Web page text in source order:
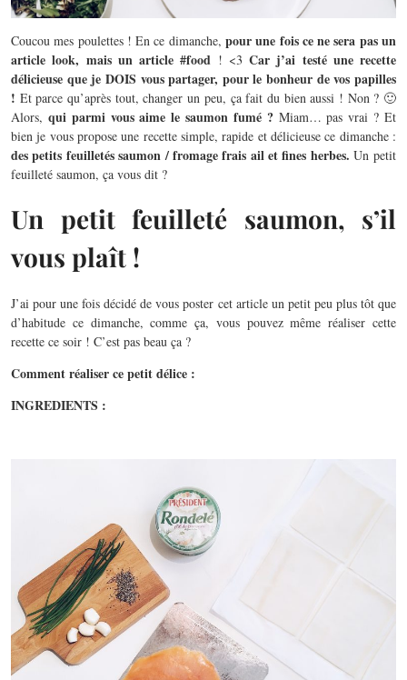
Coucou mes poulettes ! En ce dimanche, pour une fois ce ne sera pas un
article look, mais un article #food ! <3 Car j’ai testé une recette
délicieuse que je DOIS vous partager, pour le bonheur de vos papilles
! Et parce qu’après tout, changer un peu, ça fait du bien aussi ! Non ? 🙂
Alors, qui parmi vous aime le saumon fumé ?Miam… pas vrai ? Et
bien je vous propose une recette simple, rapide et délicieuse ce dimanche :
des petits feuilletés saumon / fromage frais ail et fines herbes. Un petit
feuilleté saumon, ça vous dit ?
Un petit feuilleté saumon, s’il
vous plaît !
J’ai pour une fois décidé de vous poster cet article un petit peu plus tôt que
d’habitude ce dimanche, comme ça, vous pouvez même réaliser cette
recette ce soir ! C’est pas beau ça ?
Comment réaliser ce petit délice :
INGREDIENTS :